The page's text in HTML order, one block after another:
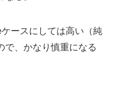
ースにしては高い（純
で、かなり慎重になる